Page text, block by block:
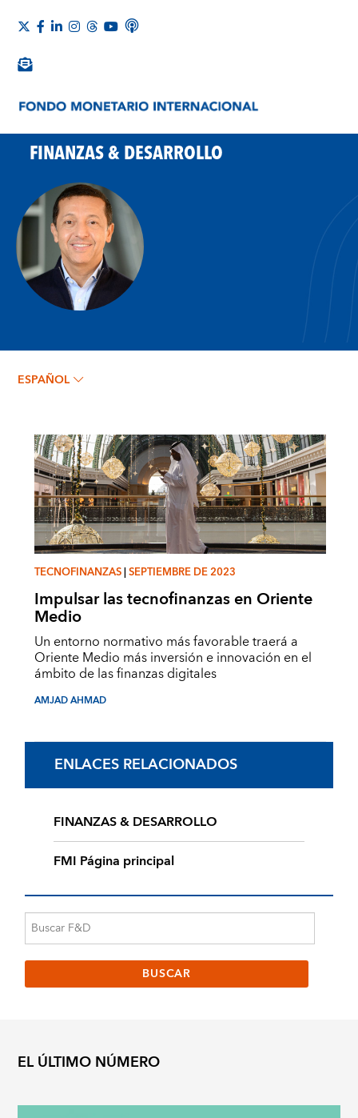
FINANZAS & DESARROLLO
AMJAD AHMAD
ESPAÑOL
TECNOFINANZAS|SEPTIEMBRE DE 2023
Impulsar las tecnofinanzas en Oriente
Medio
Un entorno normativo más favorable traerá a
Oriente Medio más inversión e innovación en el
ámbito de las finanzas digitales
AMJAD AHMAD
ENLACES RELACIONADOS
FINANZAS & DESARROLLO
FMI Página principal
EL ÚLTIMO NÚMERO